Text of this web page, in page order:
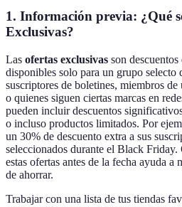
1. Información previa: ¿Qué
Exclusivas?
Las ofertas exclusivas son
disponibles solo para un grupo selecto
suscriptores de boletines, miembros
o quienes siguen ciertas marcas en
pueden incluir descuentos
o incluso productos limitados. Por
un 30% de descuento extra a sus
seleccionados durante el Black
estas ofertas antes de la fecha ayuda
de ahorrar.
Trabajar con una lista de tus tiendas